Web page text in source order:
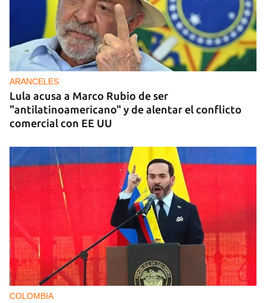
ARANCELES
Lula acusa a Marco Rubio de ser
"antilatinoamericano" y de alentar el conflicto
comercial con EE UU
COLOMBIA